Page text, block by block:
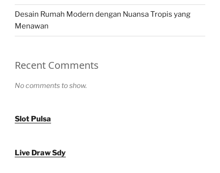
Desain Rumah Modern dengan Nuansa Tropis yang
Menawan
Recent Comments
No comments to show.
Slot Pulsa
Live Draw Sdy